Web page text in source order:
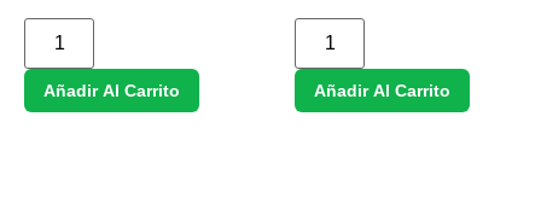
Añadir Al Carrito Añadir Al Carrito